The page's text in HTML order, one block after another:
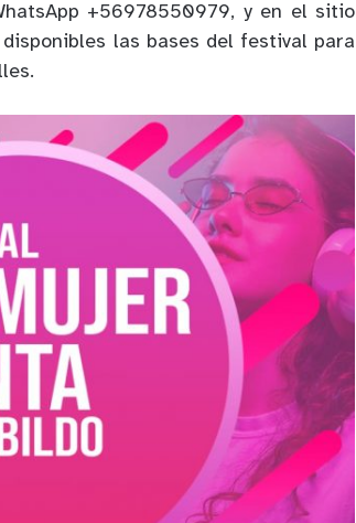
+56978550979, y en el sitio
las bases del festival para